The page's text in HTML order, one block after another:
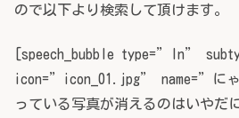
ので以下より検索して頂けます。
[speech_bubble type=”ln”
icon=”icon_01.jpg” name=”に
っている写真が消えるのはいやだ